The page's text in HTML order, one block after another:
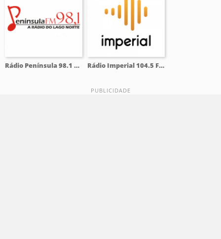
Rádio Península 98.1 FM Rádio Imperial 104.5 FM